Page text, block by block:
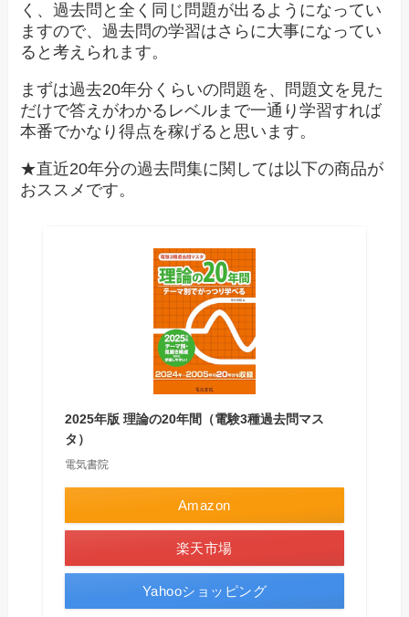
く、過去問と全く同じ問題が出るようになってい
ますので、過去問の学習はさらに大事になってい
ると考えられます。
まずは過去20年分くらいの問題を、問題文を見た
だけで答えがわかるレベルまで一通り学習すれば
本番でかなり得点を稼げると思います。
★直近20年分の過去問集に関しては以下の商品が
おススメです。
2025年版 理論の20年間（電験3種過去問マス
タ）
電気書院
Amazon
楽天市場
Yahooショッピング